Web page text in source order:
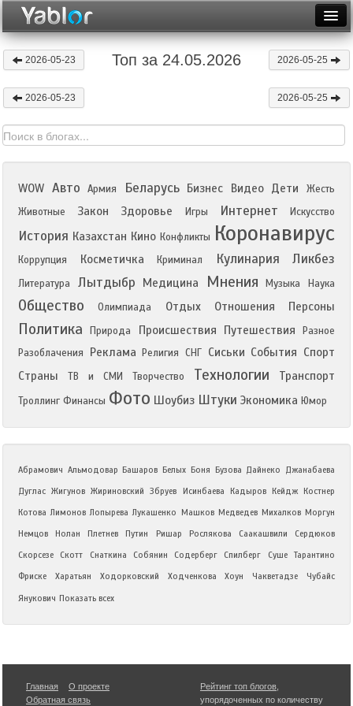
Видеотоп
2026-05-23 Топ за 24.05.2026 2026-05-25
2026-05-23 2026-05-25
WOW Авто Армия Беларусь Бизнес Видео Дети
Жесть
Животные
Закон Здоровье Игры Интернет Искусство
История Казахстан Кино Конфликты Коронавирус
Коррупция Косметичка Криминал Кулинария Ликбез
Литература Лытдыбр Медицина Мнения Музыка Наука
Общество Олимпиада Отдых Отношения Персоны
Политика Природа Происшествия Путешествия
Разное
Разоблачения
Реклама Религия СНГ Сиськи События Спорт
Страны
ТВ и СМИ Творчество Технологии Транспорт
Троллинг Финансы Фото Шоубиз Штуки Экономика Юмор
Абрамович Альмодовар Башаров Белых Боня Бузова Дайнеко Джанабаева
Дуглас Жигунов Жириновский Збруев Исинбаева Кадыров Кейдж Костнер
Котова Лимонов Лопырева Лукашенко Машков Медведев Михалков Моргун
Немцов
Нолан Плетнев Путин Ришар Рослякова Саакашвили
Сердюков
Скорсезе
Скотт Снаткина Собянин Содерберг Спилберг Суше Тарантино
Фриске
Харатьян Ходорковский Ходченкова Хоун Чакветадзе
Чубайс
Янукович Показать всех
Главная
О проекте
Обратная связь
Рейтинг топ блогов
упорядоченных по количеству